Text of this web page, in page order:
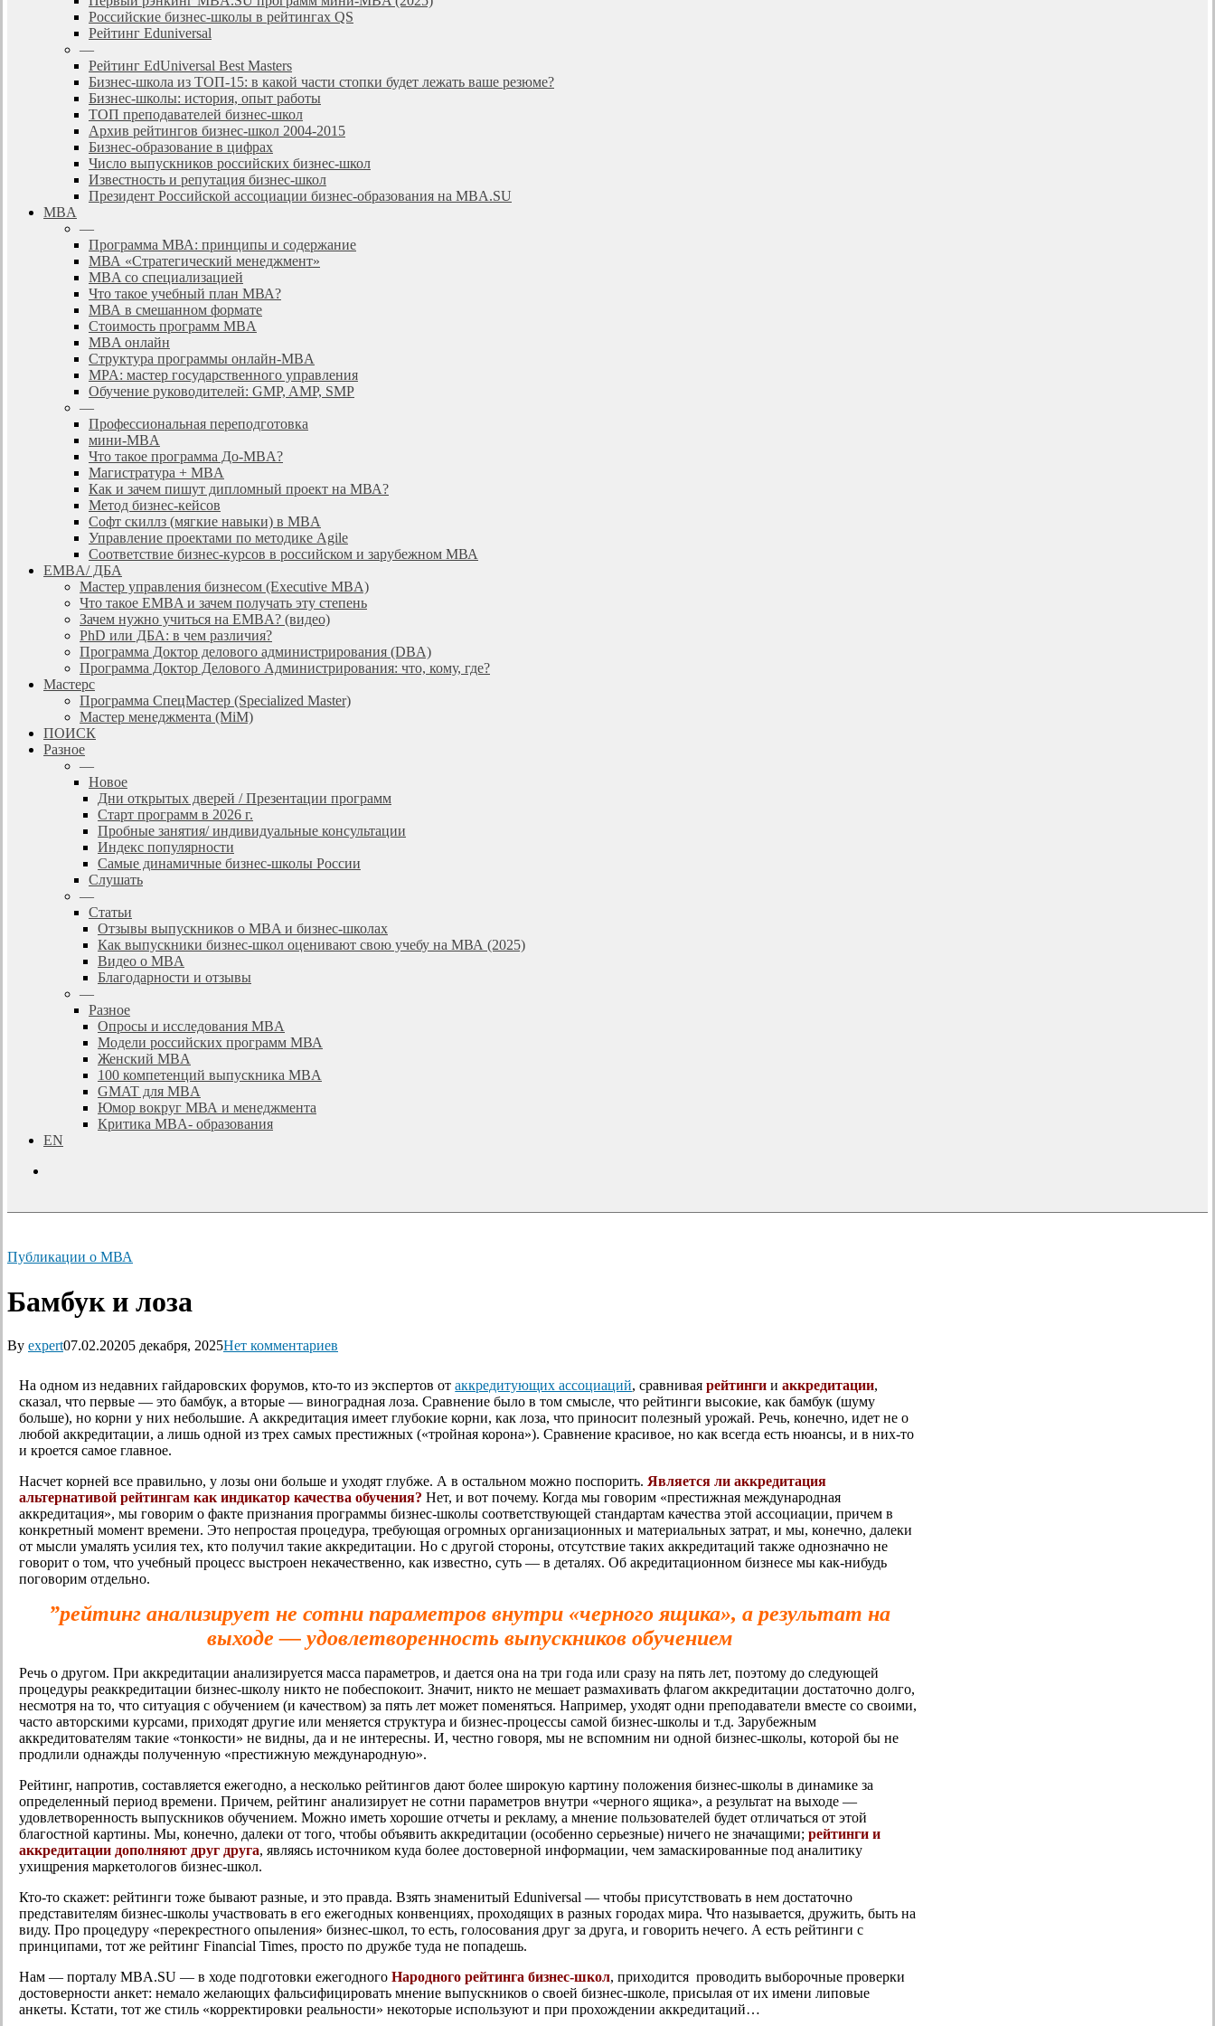
Российские бизнес-школы в рейтингах QS
Рейтинг Eduniversal
—
Рейтинг EdUniversal Best Masters
Бизнес-школа из ТОП-15: в какой части стопки будет лежать ваше резюме?
Бизнес-школы: история, опыт работы
ТОП преподавателей бизнес-школ
Архив рейтингов бизнес-школ 2004-2015
Бизнес-образование в цифрах
Число выпускников российских бизнес-школ
Известность и репутация бизнес-школ
Президент Российской ассоциации бизнес-образования на MBA.SU
MBA
—
Программа МВА: принципы и содержание
МВА «Cтратегический менеджмент»
MBA со специализацией
Что такое учебный план МВА?
МВА в смешанном формате
Стоимость программ MBA
MBA онлайн
Cтруктура программы онлайн-MBA
MPA: мастер государственного управления
Обучение руководителей: GMP, AMP, SMP
—
Профессиональная переподготовка
мини-MBA
Что такое программа До-MBA?
Магистратура + MBA
Как и зачем пишут дипломный проект на МВА?
Метод бизнес-кейсов
Софт скиллз (мягкие навыки) в MBA
Управление проектами по методике Agile
Соответствие бизнес-курсов в российском и зарубежном МВА
EMBA/ ДБA
Мастер управления бизнесом (Executive MBA)
Что такое EMBA и зачем получать эту степень
Зачем нужно учиться на EMBA? (видео)
PhD или ДБА: в чем различия?
Программа Доктор делового администрирования (DBА)
Программа Доктор Делового Администрирования: что, кому, где?
Мастерс
Программа СпецМастер (Specialized Master)
Мастер менеджмента (MiM)
ПОИСК
Разное
—
Новое
Дни открытых дверей / Презентации программ
Старт программ в 2026 г.
Пробные занятия/ индивидуальные консультации
Индекс популярности
Самые динамичные бизнес-школы России
Слушать
—
Статьи
Отзывы выпускников о MBA и бизнес-школах
Как выпускники бизнес-школ оценивают свою учебу на МВА (2025)
Видео о MBA
Благодарности и отзывы
—
Разное
Опросы и исследования MBA
Модели российских программ МВА
Женский MBA
100 компетенций выпускника MBA
GMAT для MBA
Юмор вокруг МВА и менеджмента
Критика MBA- образования
EN
Публикации о МВА
Бамбук и лоза
By expert07.02.20205 декабря, 2025Нет комментариев
На одном из недавних гайдаровских форумов, кто-то из экспертов отаккредитующих ассоциаций, сравниваярейтинги иаккредитации,
сказал, что первые — это бамбук, а вторые — виноградная лоза. Сравнение было в том смысле, что рейтинги высокие, как бамбук (шуму
больше), но корни у них небольшие. А аккредитация имеет глубокие корни, как лоза, что приносит полезный урожай. Речь, конечно, идет не о
любой аккредитации, а лишь одной из трех самых престижных («тройная корона»). Сравнение красивое, но как всегда есть нюансы, и в них-то
и кроется самое главное.
Насчет корней все правильно, у лозы они больше и уходят глубже. А в остальном можно поспорить. Является ли аккредитация
альтернативой рейтингам как индикатор качества обучения? Нет, и вот почему. Когда мы говорим «престижная международная
аккредитация», мы говорим о факте признания программы бизнес-школы соответствующей стандартам качества этой ассоциации, причем в
конкретный момент времени. Это непростая процедура, требующая огромных организационных и материальных затрат, и мы, конечно, далеки
от мысли умалять усилия тех, кто получил такие аккредитации. Но с другой стороны, отсутствие таких аккредитаций также однозначно не
говорит о том, что учебный процесс выстроен некачественно, как известно, суть — в деталях. Об акредитационном бизнесе мы как-нибудь
поговорим отдельно.
”рейтинг анализирует не сотни параметров внутри «черного ящика», а результат на
выходе — удовлетворенность выпускников обучением
Речь о другом. При аккредитации анализируется масса параметров, и дается она на три года или сразу на пять лет, поэтому до следующей
процедуры реаккредитации бизнес-школу никто не побеспокоит. Значит, никто не мешает размахивать флагом аккредитации достаточно долго,
несмотря на то, что ситуация с обучением (и качеством) за пять лет может поменяться. Например, уходят одни преподаватели вместе со своими,
часто авторскими курсами, приходят другие или меняется структура и бизнес-процессы самой бизнес-школы и т.д. Зарубежным
аккредитователям такие «тонкости» не видны, да и не интересны. И, честно говоря, мы не вспомним ни одной бизнес-школы, которой бы не
продлили однажды полученную «престижную международную».
Рейтинг, напротив, составляется ежегодно, а несколько рейтингов дают более широкую картину положения бизнес-школы в динамике за
определенный период времени. Причем, рейтинг анализирует не сотни параметров внутри «черного ящика», а результат на выходе —
удовлетворенность выпускников обучением. Можно иметь хорошие отчеты и рекламу, а мнение пользователей будет отличаться от этой
благостной картины. Мы, конечно, далеки от того, чтобы объявить аккредитации (особенно серьезные) ничего не значащими;рейтинги и
аккредитации дополняют друг друга, являясь источником куда более достоверной информации, чем замаскированные под аналитику
ухищрения маркетологов бизнес-школ.
Кто-то скажет: рейтинги тоже бывают разные, и это правда. Взять знаменитый Eduniversal — чтобы присутствовать в нем достаточно
представителям бизнес-школы участвовать в его ежегодных конвенциях, проходящих в разных городах мира. Что называется, дружить, быть на
виду. Про процедуру «перекрестного опыления» бизнес-школ, то есть, голосования друг за друга, и говорить нечего. А есть рейтинги с
принципами, тот же рейтинг Financial Times, просто по дружбе туда не попадешь.
Нам — порталу MBA.SU — в ходе подготовки ежегодногоНародного рейтинга бизнес-школ, приходится проводить выборочные проверки
достоверности анкет: немало желающих фальсифицировать мнение выпускников о своей бизнес-школе, присылая от их имени липовые
анкеты. Кстати, тот же стиль «корректировки реальности» некоторые используют и при прохождении аккредитаций…